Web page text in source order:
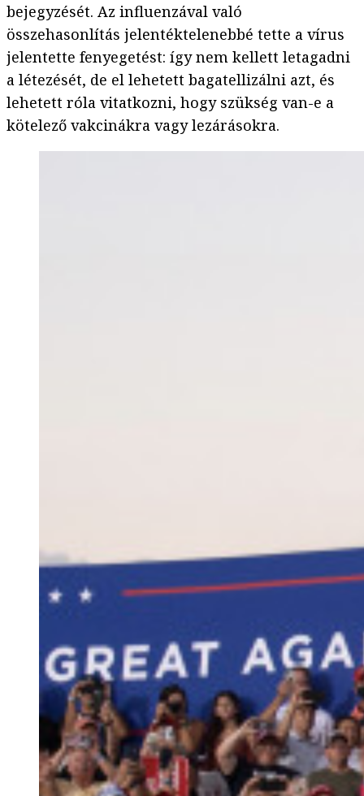
bejegyzését. Az influenzával való
összehasonlítás jelentéktelenebbé tette a vírus
jelentette fenyegetést: így nem kellett letagadni
a létezését, de el lehetett bagatellizálni azt, és
lehetett róla vitatkozni, hogy szükség van-e a
kötelező vakcinákra vagy lezárásokra.